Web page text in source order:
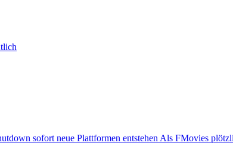
sofort neue Plattformen entstehen Als FMovies